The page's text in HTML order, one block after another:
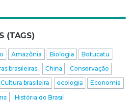
(TAGS)
Amazônia Biologia
Botucatu
brasileiras China
Conservação
Cultura brasileira ecologia
Economia
História do Brasil